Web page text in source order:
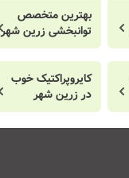
بهترین متخصص
توانبخشی زرین شهر
کایروپراکتیک خوب
در زرین شهر